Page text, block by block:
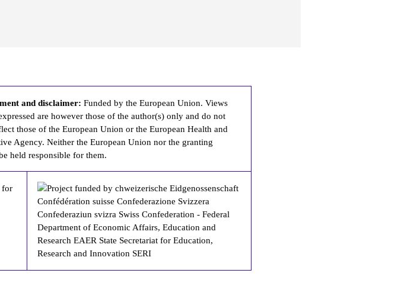
and disclaimer: Funded by the European Union. Views
are however those of the author(s) only and do not
those of the European Union or the European Health and
Agency. Neither the European Union nor the granting
held responsible for them.
for